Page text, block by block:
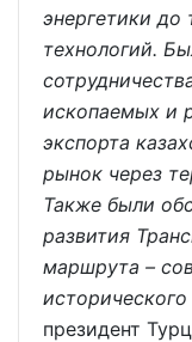
энергетики до
технологий.
ископаемых и
экспорта
рынок через
Также были
развития
маршрута –
президент